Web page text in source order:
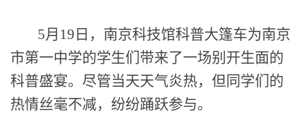
5月 19 日，南京科技馆科普大篷车为南京
市第一中学的学生们带来了一场别开生面的
科普盛宴。尽管当天天气炎热，但同学们的
热情丝毫不减，纷纷踊跃参与。